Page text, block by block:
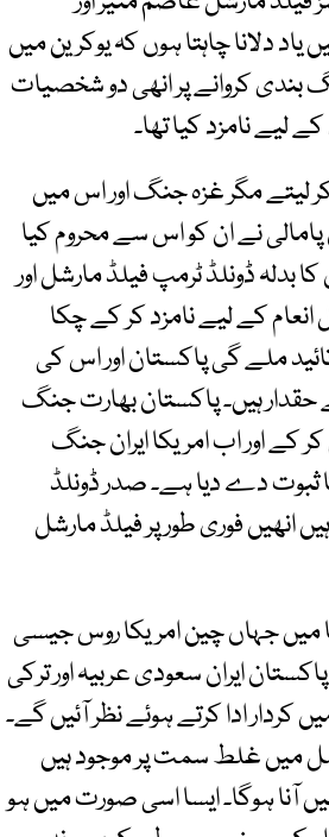
یاد دلانا چاہتا ہوں کہ یوکرین میں
کروانے پر انھی دو شخصیات
لیے نامزد کیا تھا۔
لیتے مگر غزہ جنگ اور اس میں
پامالی نے ان کو اس سے محروم کیا
ڈونلڈ ٹرمپ فیلڈ مارشل اور
انعام کے لیے نامزد کر کے چکا
ملے گی پاکستان اور اس کی
ہیں۔ پاکستان بھارت جنگ
کے اور اب امریکا ایران جنگ
ثبوت دے دیا ہے۔ صدر ڈونلڈ
انھیں فوری طور پر فیلڈ مارشل
میں جہاں چین امریکا روس جیسی
ایران سعودی عربیہ اور ترکی
کردار ادا کرتے ہوئے نظر آئیں گے۔
میں غلط سمت پر موجود ہیں
آنا ہوگا۔ ایسا اسی صورت میں ہو